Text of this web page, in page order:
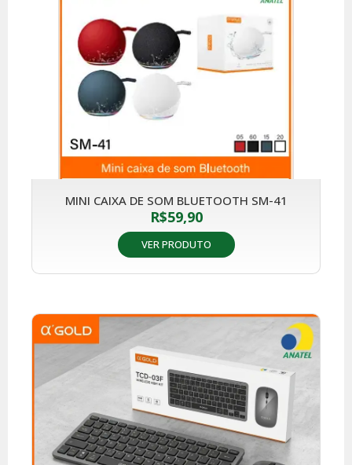
MINI CAIXA DE SOM BLUETOOTH SM-41
R$59,90
VER PRODUTO